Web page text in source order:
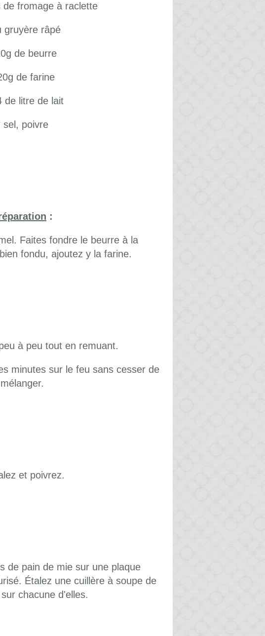
de fromage à raclette
gruyère râpé
de beurre
de farine
de litre de lait
sel, poivre
:
Faites fondre le beurre à la
fondu, ajoutez y la farine.
à peu tout en remuant.
minutes sur le feu sans cesser de
mélanger.
et poivrez.
de pain de mie sur une plaque
Étalez une cuillère à soupe de
chacune d'elles.